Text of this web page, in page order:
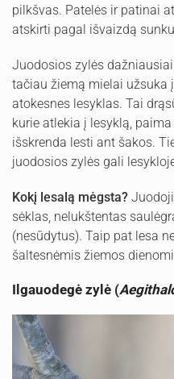
pilkšvas. Patelės ir patinai
atskirti pagal išvaizdą
Juodosios zylės
tačiau žiemą mielai užsuka
atokesnes lesyklas. Tai
kurie atlekia į lesyklą,
išskrenda lesti ant šakos.
juodosios zylės gali
Kokį lesalą mėgsta?
sėklas, nelukštentas
(nesūdytus). Taip pat lesa
šaltesnėmis žiemos
Ilgauodegė zylė (